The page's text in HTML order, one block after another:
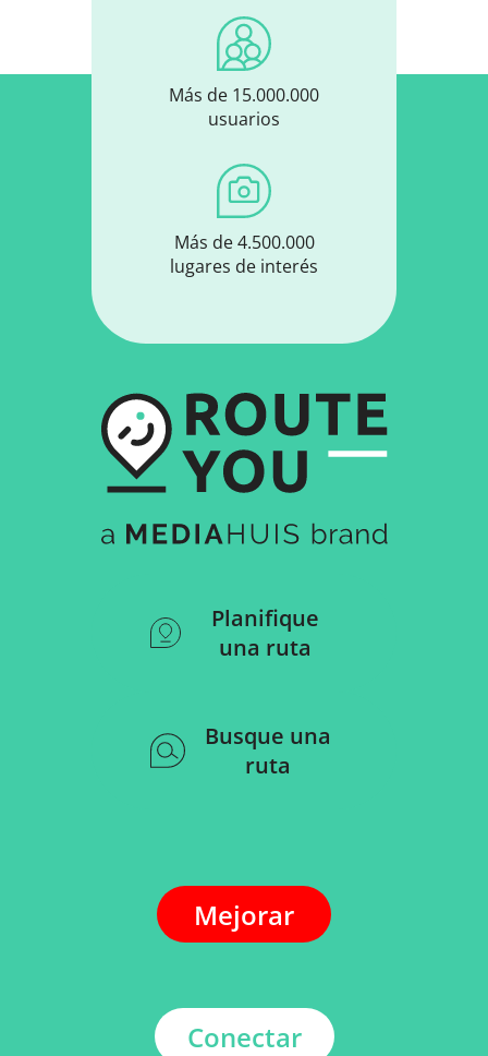
Más de 15.000.000
usuarios
Más de 4.500.000
lugares de interés
Planifique
una ruta
Busque una
ruta
Mejorar
Conectar